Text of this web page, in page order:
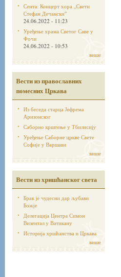
Сента: Концерт хора „Свети
Стефан Дечанскиˮ
24.06.2022 - 11:23
Уређење храма Светог Саве у
Фочи
24.06.2022 - 10:53
више
Вести из православних
помесних Цркава
Из беседа старца Јефрема
Аризонског
Саборно крштење у Тбилисију
Уређење Саборне цркве Свете
Софије у Варшави
више
Вести из хришћанског света
Брак је чудесни дар љубави
Божје
Делегација Центра Симон
Визентал у Ватикану
Историја хршћанства и Цркава
више